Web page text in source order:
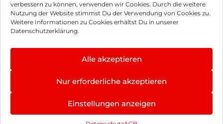
verbessern zu können, verwenden wir Cookies. Durch die weitere
Nutzung der Website stimmst Du der Verwendung von Cookies zu.
Weitere Informationen zu Cookies erhältst Du in unserer
Datenschutzerklärung.
Alle akzeptieren
Nur erforderliche akzeptieren
Einstellungen anzeigen
Impressum
Hinweis zur Batterieentsorgung
Newsletter